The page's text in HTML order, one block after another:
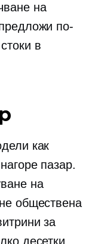
на
по-
в
как
пазар.
на
обществена
за
десетки